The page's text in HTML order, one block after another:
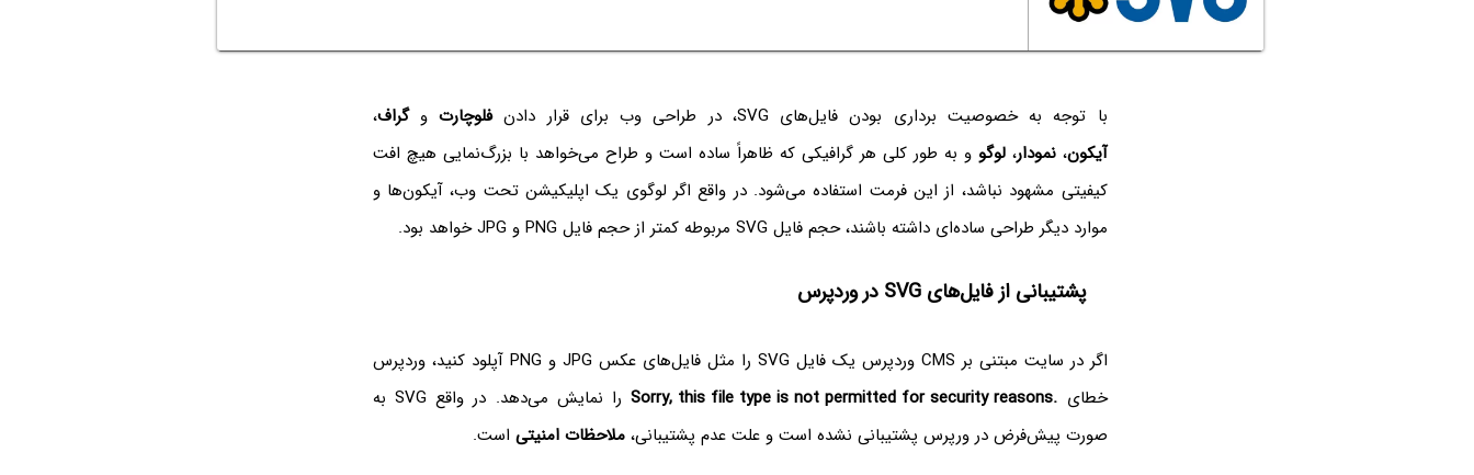
با توجه به خصوصیت برداری بودن فایل‌های SVG، در طراحی وب برای قرار دادن فلوچارت وگراف،
آیکون،نمودار،لوگو و به طور کلی هر گرافیکی که ظاهراً ساده است و طراح می‌خواهد با بزرگ‌نمایی هیچ افت
کیفیتی مشهود نباشد، از این فرمت استفاده می‌شود. در واقع اگر لوگوی یک اپلیکیشن تحت وب، آیکون‌ها و
موارد دیگر طراحی ساده‌ای داشته باشند، حجم فایل SVG مربوطه کمتر از حجم فایل PNG‌ و JPG‌ خواهد بود.
پشتیبانی از فایل‌های SVG در وردپرس
اگر در سایت مبتنی بر CMS وردپرس یک فایل SVG را مثل فایل‌های عکس JPG و PNG آپلود کنید، وردپرس
خطای Sorry, this file type is not permitted for security reasons.
را نمایش می‌دهد. در واقع SVG به
صورت پیش‌فرض در ورپرس پشتیبانی نشده است و علت عدم پشتیبانی،ملاحظات امنیتی است.